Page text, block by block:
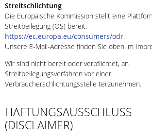
Streitschlichtung
Die Europäische Kommission stellt eine
Streitbeilegung (OS) bereit:
https://ec.europa.eu/consumers/odr.
Unsere E-Mail-Adresse finden Sie oben im
Wir sind nicht bereit oder verpflichtet, an
Streitbeilegungsverfahren vor einer
Verbraucherschlichtungsstelle teilzunehmen.
HAFTUNGSAUSSCHLUSS
(DISCLAIMER)